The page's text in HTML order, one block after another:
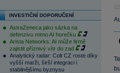
INVESTIČNÍ DOPORUČENÍ
AstraZeneca jako sázka na
defenzivu mimo AI horečku
Arista Networks: AI může firmě
zajistit příznivý vítr do zad
Analytický radar: Colt CZ roste díky
vyšší marži, širší integraci i
stabilnějšímu byznysu